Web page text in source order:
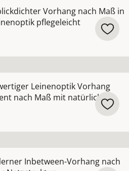
Vorhang nach Maß in
pflegeleicht
Leinenoptik Vorhang
nach Maß mit natürlicher
Inbetween-Vorhang nach